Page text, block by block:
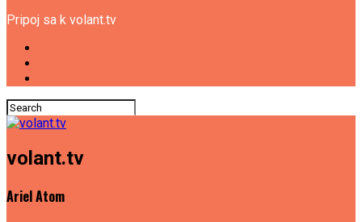
Pripoj sa k volant.tv
volant.tv
Ariel Atom